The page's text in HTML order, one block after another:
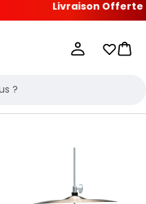
Livraison Offerteà
Mes